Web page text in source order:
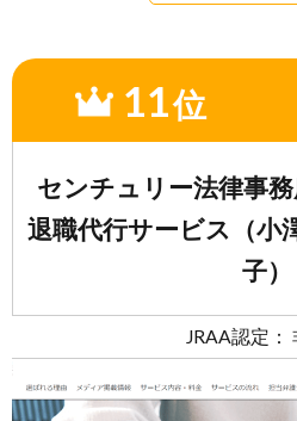
11位
センチュリー法律事
退職代行サービス（小
子）
JRAA認定：